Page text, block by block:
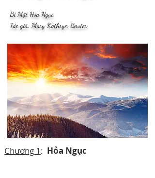
Bí Mật Hỏa Ngục
Tác giả: Mary Kathryn Baxter
Chương 1 : Hỏa Ngục